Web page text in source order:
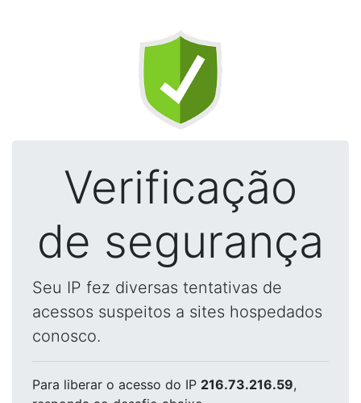
Verificação
de segurança
Seu IP fez diversas tentativas de
acessos suspeitos a sites hospedados
conosco.
Para liberar o acesso do IP 216.73.216.59,